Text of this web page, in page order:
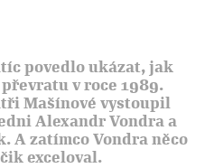
povedlo ukázat, jak
v roce 1989.
Mašínové vystoupil
Alexandr Vondra a
A zatímco Vondra něco
exceloval.